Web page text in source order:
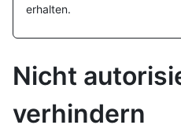
erhalten.
Nicht
verhindern